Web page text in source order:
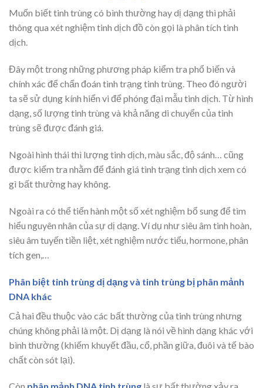
Muốn biết tinh trùng có bình thường hay dị dạng thì phải
thông qua xét nghiệm tinh dịch đồ còn gọi là phân tích tinh
dịch.
Đây một trong những phương pháp kiểm tra phổ biến và
chính xác để chẩn đoán tình trạng tinh trùng. Theo đó người
ta sẽ sử dụng kính hiển vi để phóng đại mẫu tinh dịch. Từ hình
dạng, số lượng tinh trùng và khả năng di chuyển của tinh
trùng sẽ được đánh giá.
Ngoài hình thái thì lượng tinh dịch, màu sắc, độ sánh… cũng
được kiểm tra nhằm để đánh giá tình trạng tinh dịch xem có
gì bất thường hay không.
Ngoài ra có thể tiến hành một số xét nghiệm bổ sung để tìm
hiểu nguyên nhân của sự dị dạng. Ví dụ như siêu âm tinh hoàn,
siêu âm tuyến tiền liệt, xét nghiệm nước tiểu, hormone, phân
tích gen,…
Phân biệt tinh trùng dị dạng và tinh trùng bị phân mảnh
DNA khác
Cả hai đều thuộc vào các bất thường của tinh trùng nhưng
chúng không phải là một. Dị dạng là nói về hình dạng khác với
bình thường (khiếm khuyết đầu, cổ, phần giữa, đuôi và tế bào
chất còn sót lại).